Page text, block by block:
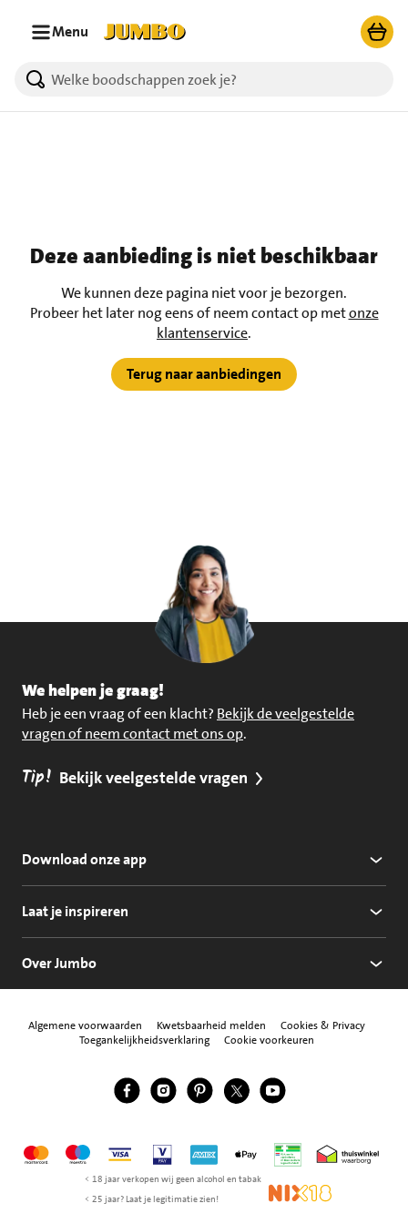
Menu
Deze aanbieding is niet beschikbaar
We kunnen deze pagina niet voor je bezorgen.
Probeer het later nog eens of neem contact op metonze
klantenservice.
Terug naar aanbiedingen
We helpen je graag!
Heb je een vraag of een klacht? Bekijk de veelgestelde
vragen of neem contact met ons op.
Tip! Bekijk veelgestelde vragen
Download onze app
Laat je inspireren
Over Jumbo
Algemene voorwaarden Kwetsbaarheid melden
Cookies & Privacy
Toegankelijkheidsverklaring
Cookie voorkeuren
Volg ons
Jumbo Facebook
Jumbo Instagram
Jumbo Pinterest
Jumbo Twitter
Jumbo YouTube
MastercardMaestroVisa Vpay American Express
Apple Pay Thuiswinkel
< 18 jaar verkopen wij geen alcohol en tabak
< 25 jaar? Laat je legitimatie zien!
NIX18